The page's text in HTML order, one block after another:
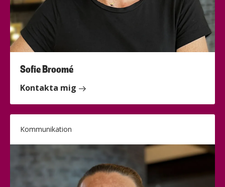
Sofie Broomé
Kontakta mig
Kommunikation